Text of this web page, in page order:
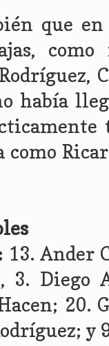
que
había
13. Ander
3. Diego
20.